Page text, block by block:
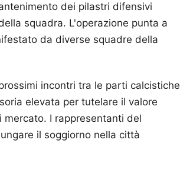
dei pilastri difensivi
squadra. L'operazione punta a
da diverse squadre della
incontri tra le parti calcistiche
elevata per tutelare il valore
I rappresentanti del
il soggiorno nella città